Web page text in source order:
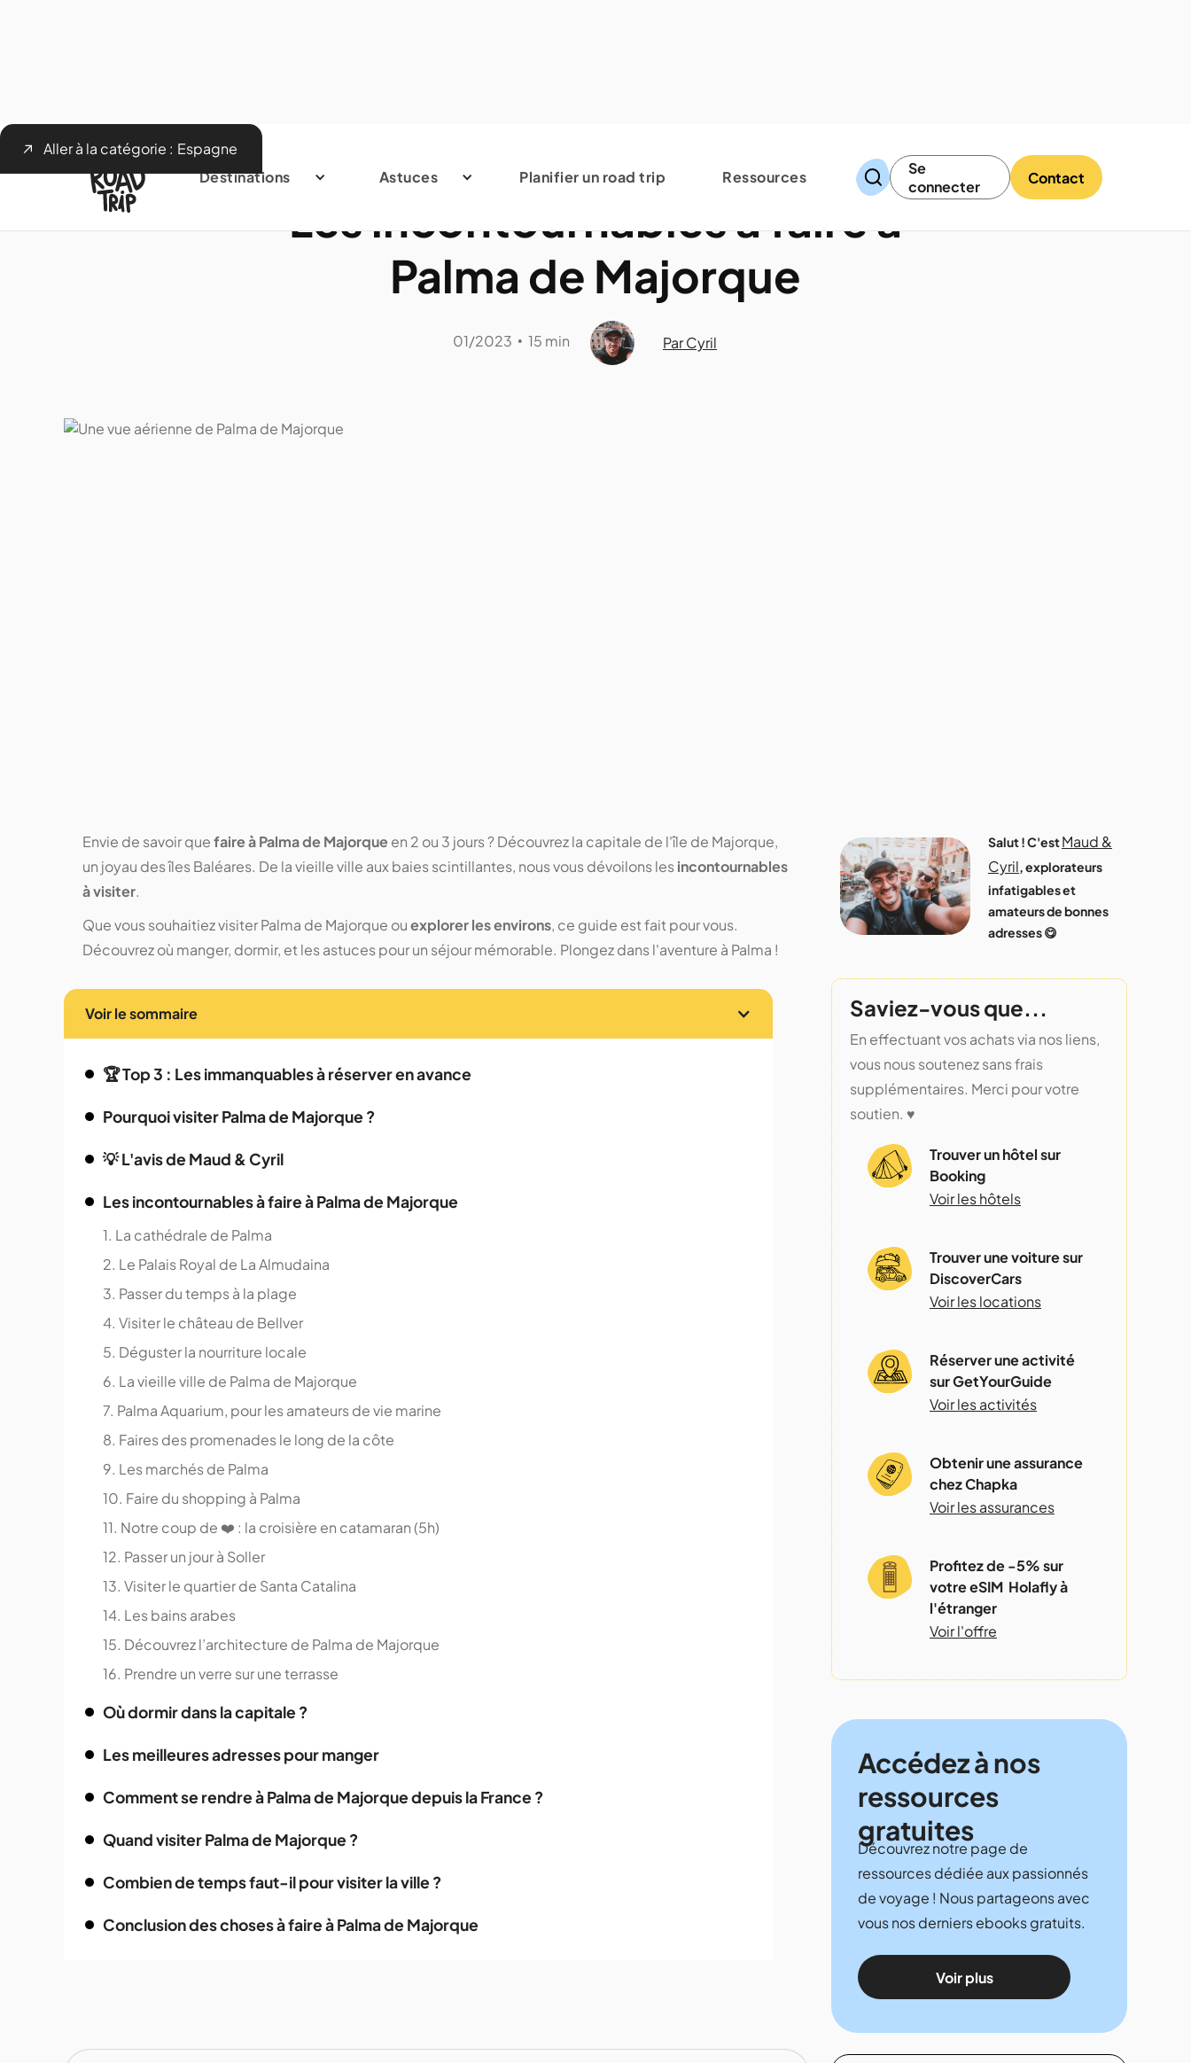
Destinations Astuces Planifier un road trip Ressources
Se
connecter
Contact
Aller à la catégorie : Espagne
Les incontournables à faire à
Palma de Majorque
01/2023 • 15 min Par Cyril
Envie de savoir quefaire à Palma de Majorqueen 2 ou 3 jours ? Découvrez la capitale de l'île de Majorque,
un joyau des îles Baléares. De la vieille ville aux baies scintillantes, nous vous dévoilons lesincontournables
à visiter.
Que vous souhaitiez visiter Palma de Majorque ouexplorer les environs, ce guide est fait pour vous.
Découvrez où manger, dormir, et les astuces pour un séjour mémorable. Plongez dans l'aventure à Palma !
Voir le sommaire
🏆 Top 3 : Les immanquables à réserver en avance
Pourquoi visiter Palma de Majorque ?
💡 L'avis de Maud & Cyril
Les incontournables à faire à Palma de Majorque
1. La cathédrale de Palma
2. Le Palais Royal de La Almudaina
3. Passer du temps à la plage
4. Visiter le château de Bellver
5. Déguster la nourriture locale
6. La vieille ville de Palma de Majorque
7. Palma Aquarium, pour les amateurs de vie marine
8. Faires des promenades le long de la côte
9. Les marchés de Palma
10. Faire du shopping à Palma
11. Notre coup de ❤️ : la croisière en catamaran (5h)
12. Passer un jour à Soller
13. Visiter le quartier de Santa Catalina
14. Les bains arabes
15. Découvrez l’architecture de Palma de Majorque
16. Prendre un verre sur une terrasse
Où dormir dans la capitale ?
‍Les meilleures adresses pour manger
Comment se rendre à Palma de Majorque depuis la France ?
Quand visiter Palma de Majorque ?
Combien de temps faut-il pour visiter la ville ?
Conclusion des choses à faire à Palma de Majorque
Salut ! C'estMaud &
Cyril, explorateurs
infatigables et
amateurs de bonnes
adresses 😋
Saviez-vous que...
En effectuant vos achats via nos liens,
vous nous soutenez sans frais
supplémentaires. Merci pour votre
soutien. ♥️
Trouver un hôtel sur
Booking
Voir les hôtels
Trouver une voiture sur
DiscoverCars
Voir les locations
Réserver une activité
sur GetYourGuide
Voir les activités
Obtenir une assurance
chez Chapka
Voir les assurances
Profitez de -5% sur
votre eSIM Holafly à
l'étranger
Voir l'offre
Accédez à nos
ressources
gratuites
Découvrez notre page de
ressources dédiée aux passionnés
de voyage ! Nous partageons avec
vous nos derniers ebooks gratuits.
Voir plus